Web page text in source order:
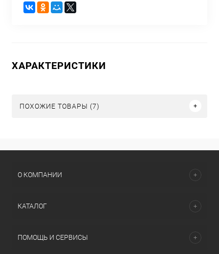
ХАРАКТЕРИСТИКИ
ПОХОЖИЕ ТОВАРЫ (7)
О КОМПАНИИ
КАТАЛОГ
ПОМОЩЬ И СЕРВИСЫ